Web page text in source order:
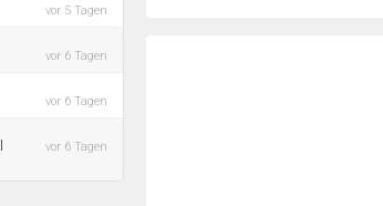
vor 5 Tagen
vor 6 Tagen
vor 6 Tagen
vor 6 Tagen